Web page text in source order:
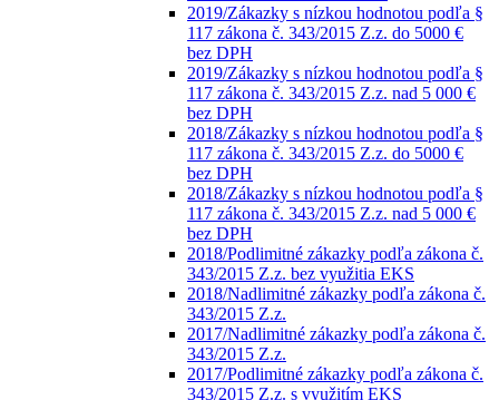
2019/Zákazky s nízkou hodnotou podľa §
117 zákona č. 343/2015 Z.z. do 5000 €
bez DPH
2019/Zákazky s nízkou hodnotou podľa §
117 zákona č. 343/2015 Z.z. nad 5 000 €
bez DPH
2018/Zákazky s nízkou hodnotou podľa §
117 zákona č. 343/2015 Z.z. do 5000 €
bez DPH
2018/Zákazky s nízkou hodnotou podľa §
117 zákona č. 343/2015 Z.z. nad 5 000 €
bez DPH
2018/Podlimitné zákazky podľa zákona č.
343/2015 Z.z. bez využitia EKS
2018/Nadlimitné zákazky podľa zákona č.
343/2015 Z.z.
2017/Nadlimitné zákazky podľa zákona č.
343/2015 Z.z.
2017/Podlimitné zákazky podľa zákona č.
343/2015 Z.z. s využitím EKS